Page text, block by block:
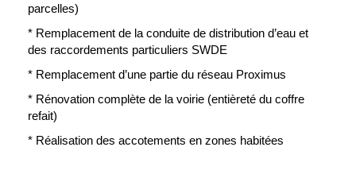
parcelles)
* Remplacement de la conduite de distribution d’eau et
des raccordements particuliers SWDE
* Remplacement d’une partie du réseau Proximus
* Rénovation complète de la voirie (entièreté du coffre
refait)
* Réalisation des accotements en zones habitées